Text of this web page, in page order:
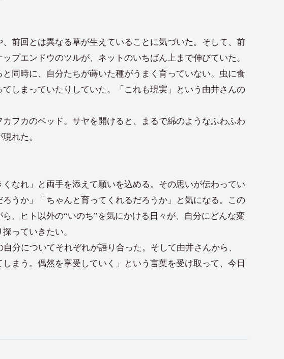
前回とは異なる草が生えていることに気づいた。そして、前
プエンドウのツルが、ネットのいちばん上まで伸びていた。
同時に、自分たちが蒔いた種がうまく育っていない。虫に食
しまっていたりしていた。「これも現実」という由井さんの
フカのベッド。サヤを開けると、まるで綿のようなふわふわ
れた。
なれ」と両手を添えて願いを込める。その思いが伝わってい
うか」「ちゃんと育ってくれるだろうか」と気になる。この
、ヒト以外の“いのち”を気にかける日々が、自分にどんな変
っていきたい。
分についてそれぞれが語り合った。そして由井さんから、
しまう。偶然を享受していく」という言葉を受け取って、今日